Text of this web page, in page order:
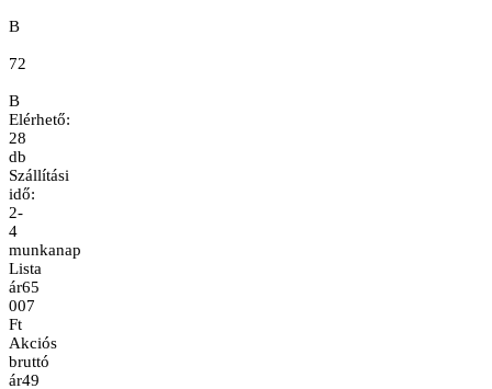
B
72
B
Elérhető:
28
db
Szállítási
idő:
2-
4
munkanap
Lista
ár65
007
Ft
Akciós
bruttó
ár49